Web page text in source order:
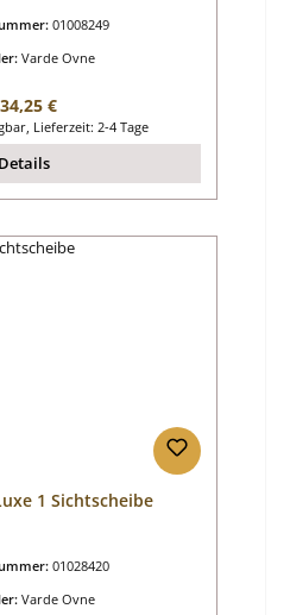
01008249
Varde Ovne
Preis:
€
Lieferzeit: 2-4 Tage
Details
1 Sichtscheibe
01028420
Varde Ovne